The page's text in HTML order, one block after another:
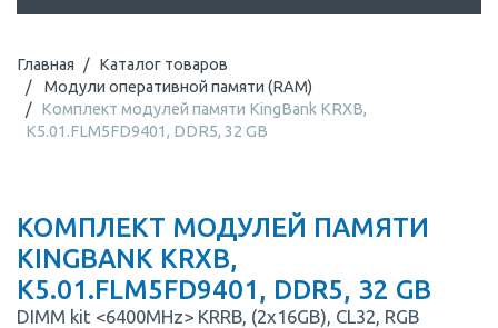
Главная
Каталог товаров
Модули оперативной памяти (RAM)
Комплект модулей памяти KingBank KRXB,
K5.01.FLM5FD9401, DDR5, 32 GB
КОМПЛЕКТ МОДУЛЕЙ ПАМЯТИ
KINGBANK KRXB,
K5.01.FLM5FD9401, DDR5, 32 GB
DIMM kit <6400MHz> KRRB, (2x16GB), CL32, RGB